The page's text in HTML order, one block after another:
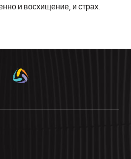
и восхищение, и страх.